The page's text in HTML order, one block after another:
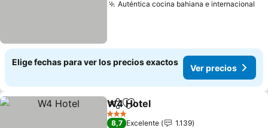
Auténtica cocina bahiana e internacional
Elige fechas para ver los precios exactos
Ver precios
CompartirAgregar a favoritos
W4 Hotel
3 Estrellas
8,7 Excelente
1.139